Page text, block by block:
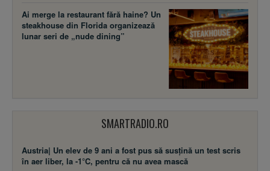
Ai merge la restaurant fără haine? Un
steakhouse din Florida organizează
lunar seri de „nude dining”
SMARTRADIO.RO
Austria| Un elev de 9 ani a fost pus să susţină un test scris
în aer liber, la -1°C, pentru că nu avea mască